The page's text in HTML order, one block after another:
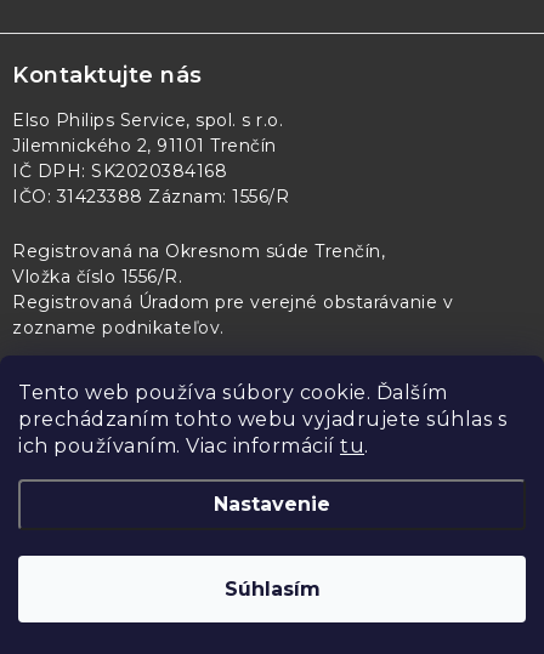
Tento web používa súbory cookie. Ďalším
prechádzaním tohto webu vyjadrujete súhlas s
ich používaním. Viac informácií tu.
Nastavenie
Súhlasím
Kontaktujte nás
Elso Philips Service, spol. s r.o.
Jilemnického 2, 91101 Trenčín
IČ DPH: SK2020384168
IČO: 31423388 Záznam: 1556/R
Registrovaná na Okresnom súde Trenčín,
Vložka číslo 1556/R.
Registrovaná Úradom pre verejné obstarávanie v
zozname podnikateľov.
PL Servis Kontroltech Technický skúšobný ústav Piešťany
Copyright 2026
Upraviť
nastavenie cookies